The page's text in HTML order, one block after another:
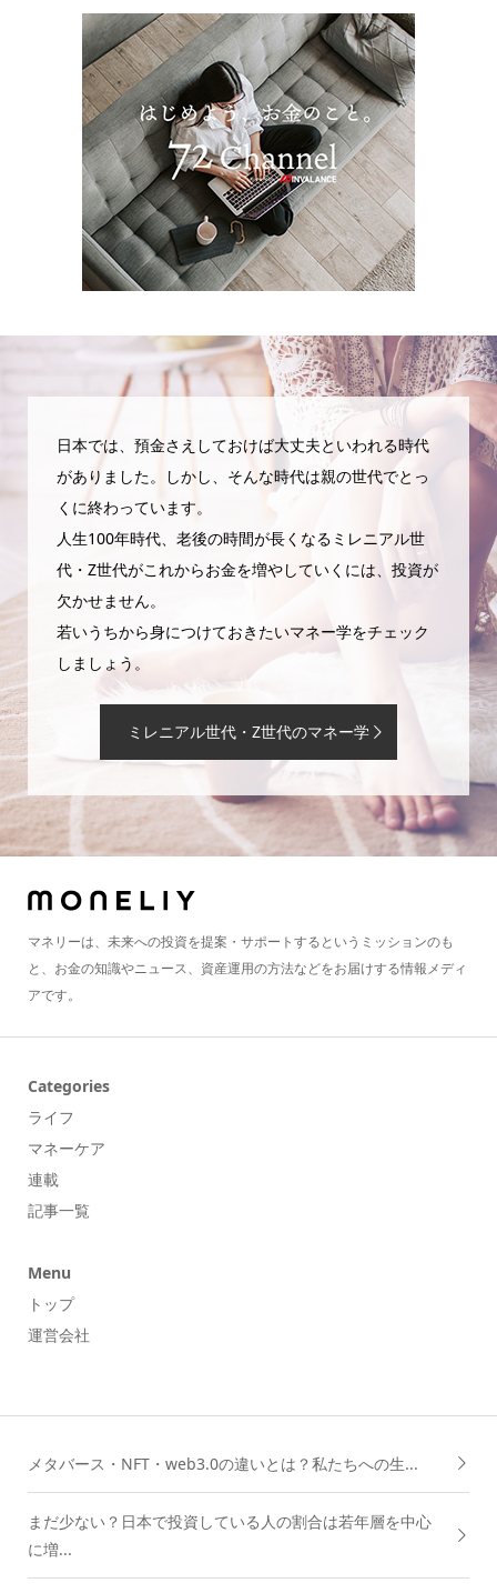
日本では、預金さえしておけば大丈夫といわれる時代
がありました。しかし、そんな時代は親の世代でとっ
くに終わっています。
人生100年時代、老後の時間が長くなるミレニアル世
代・Z世代がこれからお金を増やしていくには、投資が
欠かせません。
若いうちから身につけておきたいマネー学をチェック
しましょう。
ミレニアル世代・Z世代のマネー学
マネリーは、未来への投資を提案・サポートするというミッションのも
と、お金の知識やニュース、資産運用の方法などをお届けする情報メディ
アです。
Categories
ライフ
マネーケア
連載
記事一覧
Menu
トップ
運営会社
メタバース・NFT・web3.0の違いとは？私たちへの生...
まだ少ない？日本で投資している人の割合は若年層を中心
に増...